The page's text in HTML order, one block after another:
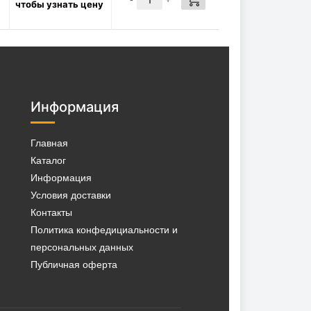
9 атм (Италия), VS1409A
700Р/шт
Масло компрессорное
минеральное STABIO 46, 10 л
✓ в наличии:
чтобы узнать цену
Информация
Главная
Каталог
Информация
Условия доставки
Контакты
Политика конфедициальности и
персональных данных
Публичная оферта